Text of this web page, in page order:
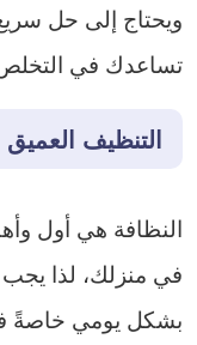
ويحتاج إلى حل
تساعدك في التخلص
التنظيف
النظافة هي أول
في منزلك، لذا
بشكل يومي خاصةً